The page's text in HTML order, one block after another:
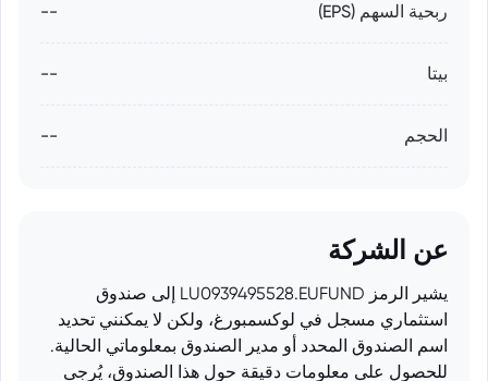
ربحية السهم (EPS) --
بيتا --
الحجم --
عن الشركة
يشير الرمز LU0939495528.EUFUND إلى صندوق
استثماري مسجل في لوكسمبورغ، ولكن لا يمكنني تحديد
اسم الصندوق المحدد أو مدير الصندوق بمعلوماتي الحالية.
للحصول على معلومات دقيقة حول هذا الصندوق، يُرجى